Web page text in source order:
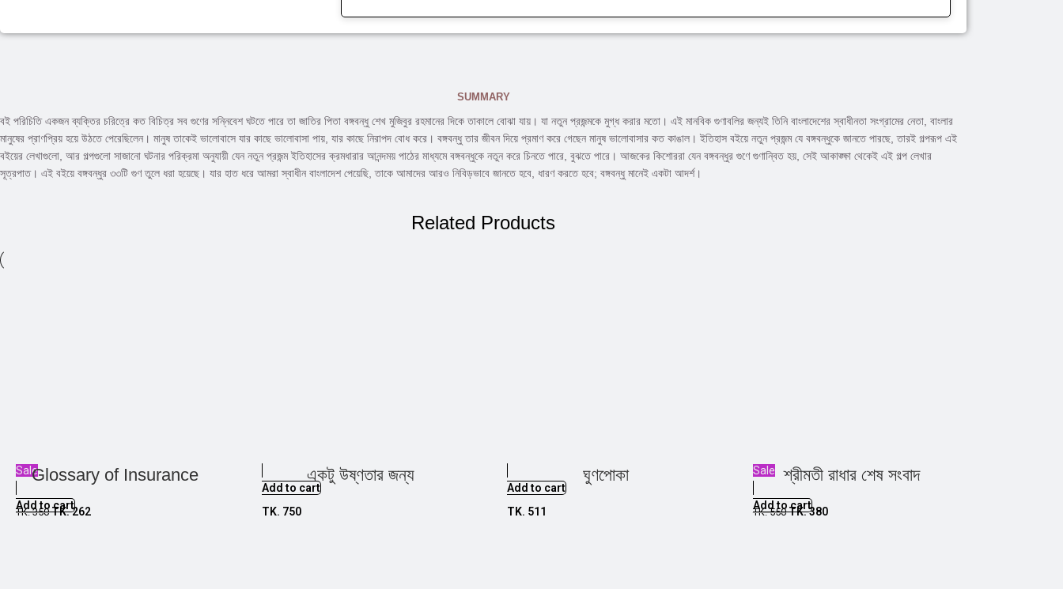
SUMMARY
বই পরিচিতি একজন ব্যক্তির চরিত্রে কত বিচিত্র সব গুণের সন্নিবেশ ঘটতে পারে তা জাতির পিতা বঙ্গবন্ধু শেখ মুজিবুর রহমানের দিকে তাকালে বোঝা যায়। যা নতুন প্রজন্মকে মুগ্ধ করার মতো। এই মানবিক গুণাবলির জন্যই তিনি বাংলাদেশের স্বাধীনতা সংগ্রামের নেতা, বাংলার
মানুষের প্রাণপ্রিয় হয়ে উঠতে পেরেছিলেন। মানুষ তাকেই ভালোবাসে যার কাছে ভালোবাসা পায়, যার কাছে নিরাপদ বোধ করে। বঙ্গবন্ধু তার জীবন দিয়ে প্রমাণ করে গেছেন মানুষ ভালোবাসার কত কাঙাল। ইতিহাস বইয়ে নতুন প্রজন্ম যে বঙ্গবন্ধুকে জানতে পারছে, তারই গল্পরূপ এই
বইয়ের লেখাগুলো, আর গল্পগুলো সাজানো ঘটনার পরিক্রমা অনুযায়ী যেন নতুন প্রজন্ম ইতিহাসের ক্রমধারার আনন্দময় পাঠের মাধ্যমে বঙ্গবন্ধুকে নতুন করে চিনতে পারে, বুঝতে পারে। আজকের কিশোররা যেন বঙ্গবন্ধুর গুণে গুণান্বিত হয়, সেই আকাঙ্ক্ষা থেকেই এই গল্প লেখার
সূত্রপাত। এই বইয়ে বঙ্গবন্ধুর ৩৩টি গুণ তুলে ধরা হয়েছে। যার হাত ধরে আমরা স্বাধীন বাংলাদেশ পেয়েছি, তাকে আমাদের আরও নিবিড়ভাবে জানতে হবে, ধারণ করতে হবে; বঙ্গবন্ধু মানেই একটা আদর্শ।
Related Products
Sale
Add to cart
Glossary of Insurance
TK.350 TK.262
Add to cart
একটু উষ্ণতার জন্য
TK. 750
Add to cart
ঘুণপোকা
TK. 511
Sale
Add to cart
শ্রীমতী রাধার শেষ সংবাদ
TK.550 TK.380